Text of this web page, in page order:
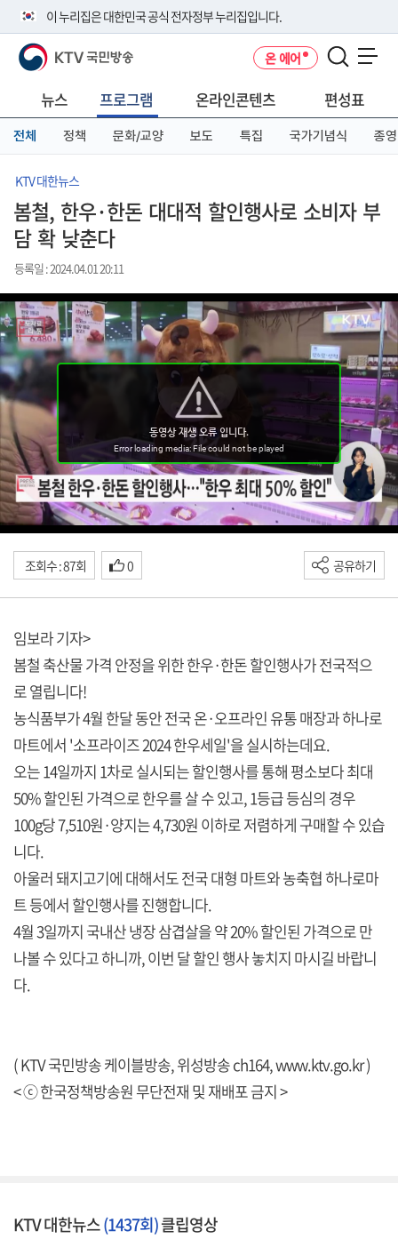
이 누리집은 대한민국 공식 전자정부 누리집입니다.
공식 누리집 주소 확인하기
니다.
이밖에 or.kr 또는 .kr등 다른 도메인 주소를 사용하고 있다면 아래 URL에
서 도메인 주소를 확인해 보세요
KTV 국민방송 온 에어
뉴스 프로그램 온라인콘텐츠 편성표
전체 정책 문화/교양 보도 특집 국가기념식 종영
KTV 대한뉴스
봄철, 한우·한돈 대대적 할인행사로 소비자 부
담 확 낮춘다
등록일 : 2024.04.01 20:11
조회수 : 87회 0 공유하기
임보라 기자>
봄철 축산물 가격 안정을 위한 한우·한돈 할인행사가 전국적으
로 열립니다!
농식품부가 4월 한달 동안 전국 온·오프라인 유통 매장과 하나로
마트에서 '소프라이즈 2024 한우세일'을 실시하는데요.
오는 14일까지 1차로 실시되는 할인행사를 통해 평소보다 최대
50% 할인된 가격으로 한우를 살 수 있고, 1등급 등심의 경우
100g당 7,510원·양지는 4,730원 이하로 저렴하게 구매할 수 있습
니다.
아울러 돼지고기에 대해서도 전국 대형 마트와 농축협 하나로마
트 등에서 할인행사를 진행합니다.
4월 3일까지 국내산 냉장 삼겹살을 약 20% 할인된 가격으로 만
나볼 수 있다고 하니까, 이번 달 할인 행사 놓치지 마시길 바랍니
다.
( KTV 국민방송 케이블방송, 위성방송 ch164,www.ktv.go.kr)
< ⓒ 한국정책방송원 무단전재 및 재배포 금지 >
KTV 대한뉴스(1437회)클립영상